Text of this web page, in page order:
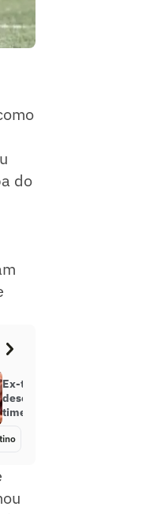
do
Ex-técnico do Santos pede
desculpa por fracasso em novo
time